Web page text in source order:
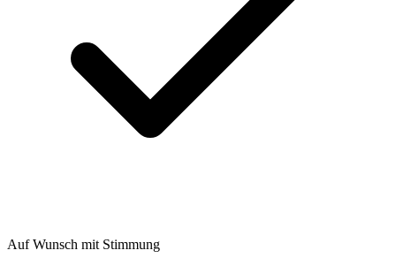
Auf Wunsch mit Stimmung